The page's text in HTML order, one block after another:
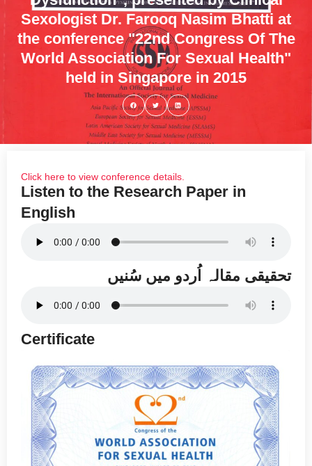
Sexologist Dr. Farooq Nasim Bhatti at
the conference "22nd Congress Of The
World Association For Sexual Health"
held in Singapore in 2015
Click here to view conference details.
Listen to the Research Paper in
English
تحقیقی مقالہ اُردو میں سُنیں
Certificate